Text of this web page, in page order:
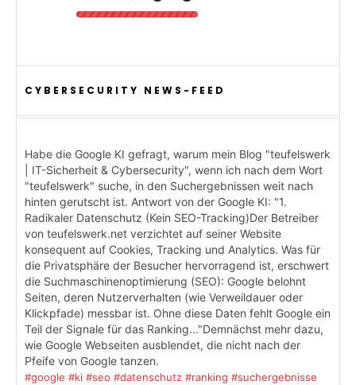
CYBERSECURITY NEWS-FEED
Habe die Google KI gefragt, warum mein Blog "teufelswerk
| IT-Sicherheit & Cybersecurity", wenn ich nach dem Wort
"teufelswerk" suche, in den Suchergebnissen weit nach
hinten gerutscht ist. Antwort von der Google KI: "1.
Radikaler Datenschutz (Kein SEO-Tracking)Der Betreiber
von teufelswerk.net verzichtet auf seiner Website
konsequent auf Cookies, Tracking und Analytics. Was für
die Privatsphäre der Besucher hervorragend ist, erschwert
die Suchmaschinenoptimierung (SEO): Google belohnt
Seiten, deren Nutzerverhalten (wie Verweildauer oder
Klickpfade) messbar ist. Ohne diese Daten fehlt Google ein
Teil der Signale für das Ranking..."Demnächst mehr dazu,
wie Google Webseiten ausblendet, die nicht nach der
Pfeife von Google tanzen.
#google #ki #seo #datenschutz #ranking #suchergebnisse